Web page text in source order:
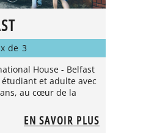
de 3
House - Belfast
et adulte avec
au cœur de la
EN SAVOIR PLUS